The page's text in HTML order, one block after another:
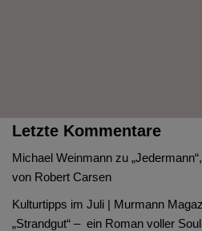
Letzte Kommentare
Michael Weinmann zu
von Robert Carsen
Kulturtipps im Juli | Murmann
„Strandgut“ – ein Roman voller Soul